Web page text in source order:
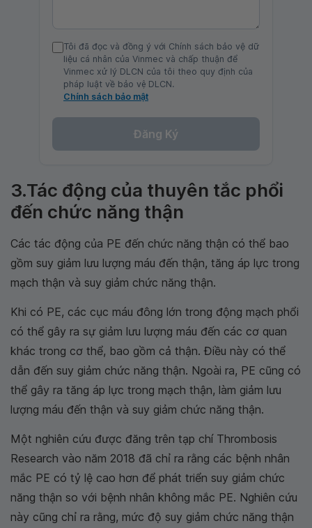
Tôi đã đọc và đồng ý với Chính sách bảo vệ dữ
liệu cá nhân của Vinmec và chấp thuận để
Vinmec xử lý DLCN của tôi theo quy định của
pháp luật về bảo vệ DLCN.
Chính sách bảo mật
Đăng Ký
3.Tác động của thuyên tắc phổi
đến chức năng thận
Các tác động của PE đến chức năng thận có thể bao
gồm suy giảm lưu lượng máu đến thận, tăng áp lực trong
mạch thận và suy giảm chức năng thận.
Khi có PE, các cục máu đông lớn trong động mạch phổi
có thể gây ra sự giảm lưu lượng máu đến các cơ quan
khác trong cơ thể, bao gồm cả thận. Điều này có thể
dẫn đến suy giảm chức năng thận. Ngoài ra, PE cũng có
thể gây ra tăng áp lực trong mạch thận, làm giảm lưu
lượng máu đến thận và suy giảm chức năng thận.
Một nghiên cứu được đăng trên tạp chí Thrombosis
Research vào năm 2018 đã chỉ ra rằng các bệnh nhân
mắc PE có tỷ lệ cao hơn để phát triển suy giảm chức
năng thận so với bệnh nhân không mắc PE. Nghiên cứu
này cũng chỉ ra rằng, mức độ suy giảm chức năng thận